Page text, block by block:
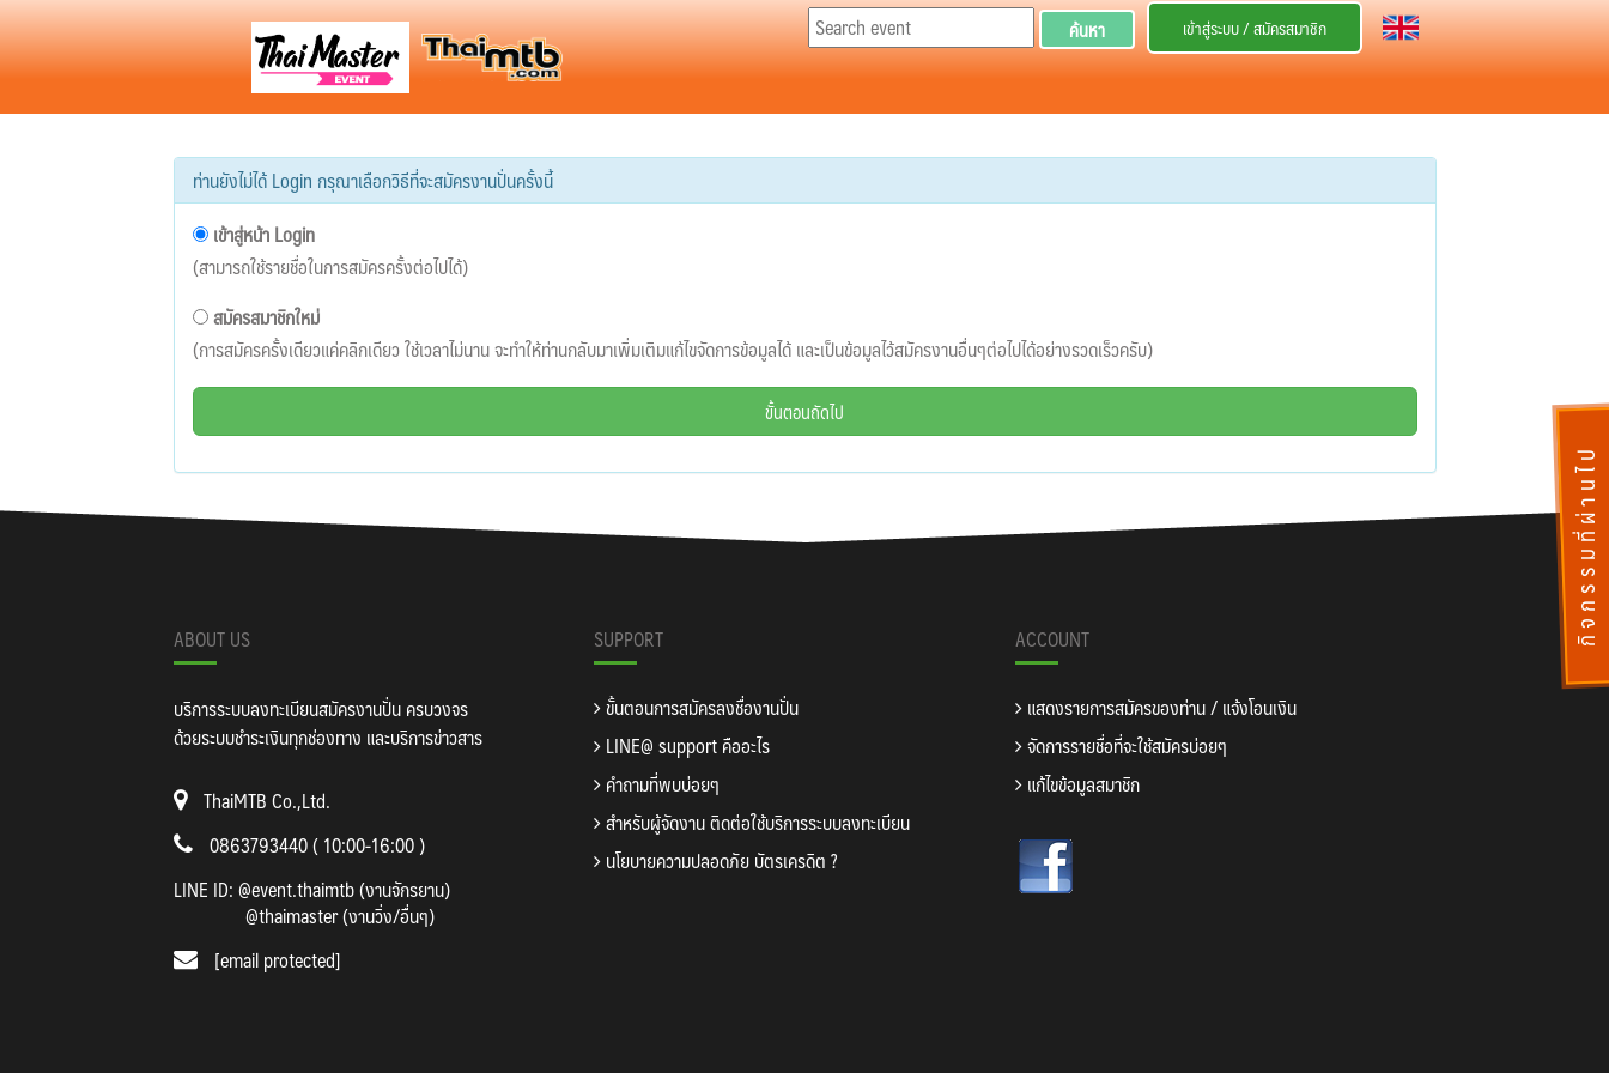
ค้นหา เข้าสู่ระบบ / สมัครสมาชิก
ท่านยังไม่ได้ Login กรุณาเลือกวิธีที่จะสมัครงานปั่นครั้งนี้
เข้าสู่หน้า Login
(สามารถใช้รายชื่อในการสมัครครั้งต่อไปได้)
สมัครสมาชิกใหม่
(การสมัครครั้งเดียวแค่คลิกเดียว ใช้เวลาไม่นาน จะทำให้ท่านกลับมาเพิ่มเติมแก้ไขจัดการข้อมูลได้ และเป็นข้อมูลไว้สมัครงานอื่นๆต่อไปได้อย่างรวดเร็วครับ)
ABOUT US
บริการระบบลงทะเบียนสมัครงานปั่น ครบวงจร
ด้วยระบบชำระเงินทุกช่องทาง และบริการข่าวสาร
ThaiMTB Co.,Ltd.
0863793440 ( 10:00-16:00 )
LINE ID:@event.thaimtb (งานจักรยาน)
@thaimaster (งานวิ่ง/อื่นๆ)
[email protected]
SUPPORT
ขั้นตอนการสมัครลงชื่องานปั่น
LINE@ support คืออะไร
คำถามที่พบบ่อยๆ
สำหรับผู้จัดงาน ติดต่อใช้บริการระบบลงทะเบียน
นโยบายความปลอดภัย บัตรเครดิต ?
ACCOUNT
แสดงรายการสมัครของท่าน / แจ้งโอนเงิน
จัดการรายชื่อที่จะใช้สมัครบ่อยๆ
แก้ไขข้อมูลสมาชิก
กิ
จ
ก
ร
ร
ม
ที่
ผ่
า
น
ไ
ป
แ
ล้